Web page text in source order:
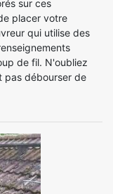
sur ces
placer votre
qui utilise des
de fil. N'oubliez
pas débourser de